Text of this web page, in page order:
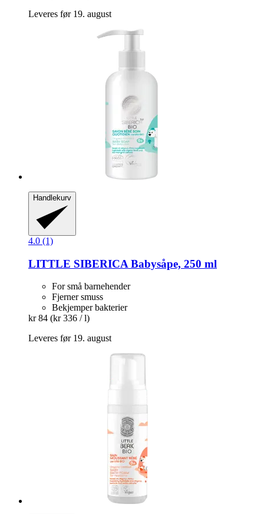
Leveres før 19. august
Handlekurv
4.0 (1)
LITTLE SIBERICA Babysåpe, 250 ml
For små barnehender
Fjerner smuss
Bekjemper bakterier
kr 84 (kr 336 / l)
Leveres før 19. august